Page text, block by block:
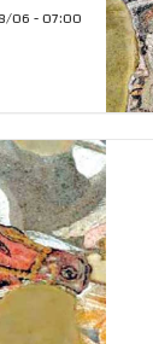
07:00 - 2026/08/06